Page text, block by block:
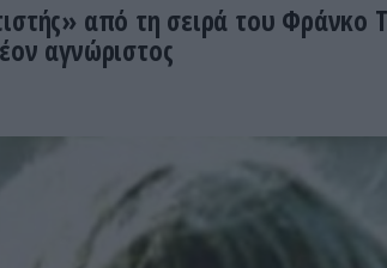
από τη σειρά του Φράνκο
αγνώριστος